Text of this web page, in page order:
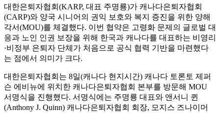
대한은퇴자협회(KARP, 대표 주명룡)가 캐나다은퇴자협회
(CARP)와 양국 시니어의 권익 보호와 복지 증진을 위한 양해
각서(MOU)를 체결했다. 이번 협약은 고령화 문제의 글로벌 대
응과 노인 인권 보장을 위해 한국과 캐나다를 대표하는 비영리
·비정부 은퇴자 단체가 처음으로 공식 협력 기반을 마련했다
는 점에서 의미가 크다.
대한은퇴자협회는 8일(캐나다 현지시간) 캐나다 토론토 제퍼
슨 에비뉴에 위치한 캐나다은퇴자협회 본부를 방문해 MOU
서명식을 진행했다. 서명식에는 주명룡 대표와 앤서니 퀸
(Anthony J. Quinn) 캐나다은퇴자협회 회장, 모지스 즈나이머